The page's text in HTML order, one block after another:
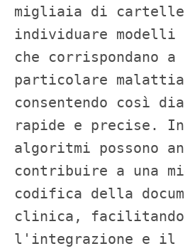
migliaia di
individuare modelli
che corrispondano a
particolare
consentendo così
rapide e precise.
algoritmi possono
contribuire a una
codifica della
clinica, facilitando
l'integrazione e il